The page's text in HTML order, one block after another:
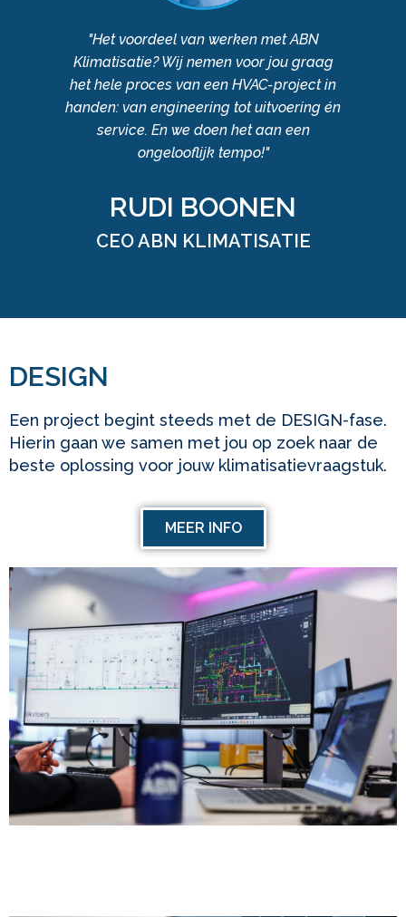
"Het voordeel van werken met ABN
Klimatisatie? Wij nemen voor jou graag
het hele proces van een HVAC-project in
handen: van engineering tot uitvoering én
service. En we doen het aan een
ongelooflijk tempo!"
RUDI BOONEN
CEO ABN KLIMATISATIE
DESIGN
Een project begint steeds met de DESIGN-fase.
Hierin gaan we samen met jou op zoek naar de
beste oplossing voor jouw klimatisatie­vraagstuk.
MEER INFO